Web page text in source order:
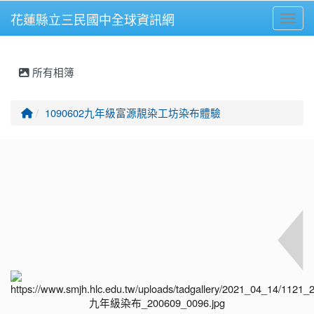
⏸
花蓮縣立三民國中全球資訊網
所有相簿
回首頁
1090602九年級富源靚染工坊染布體驗